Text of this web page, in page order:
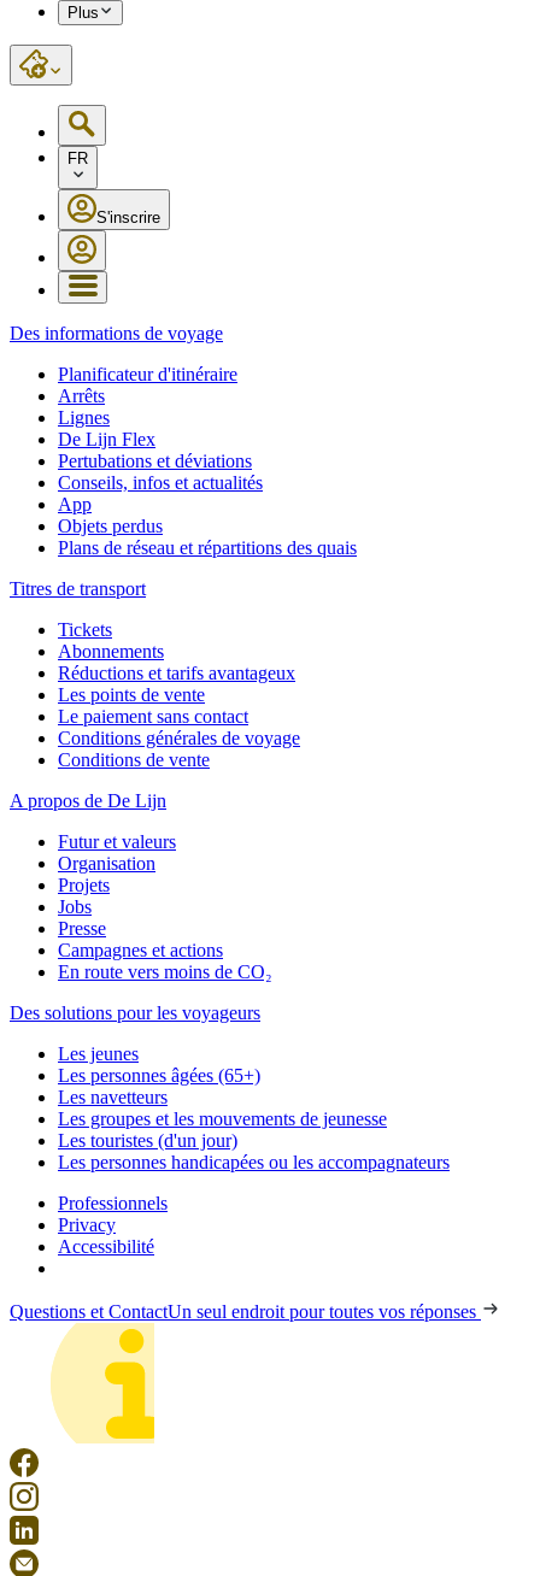
Plus
FR
S'inscrire
Des informations de voyage
Planificateur d'itinéraire
Arrêts
Lignes
De Lijn Flex
Pertubations et déviations
Conseils, infos et actualités
App
Objets perdus
Plans de réseau et répartitions des quais
Titres de transport
Tickets
Abonnements
Réductions et tarifs avantageux
Les points de vente
Le paiement sans contact
Conditions générales de voyage
Conditions de vente
A propos de De Lijn
Futur et valeurs
Organisation
Projets
Jobs
Presse
Campagnes et actions
En route vers moins de CO₂
Des solutions pour les voyageurs
Les jeunes
Les personnes âgées (65+)
Les navetteurs
Les groupes et les mouvements de jeunesse
Les touristes (d'un jour)
Les personnes handicapées ou les accompagnateurs
Professionnels
Privacy
Accessibilité
Questions et ContactUn seul endroit pour toutes vos réponses